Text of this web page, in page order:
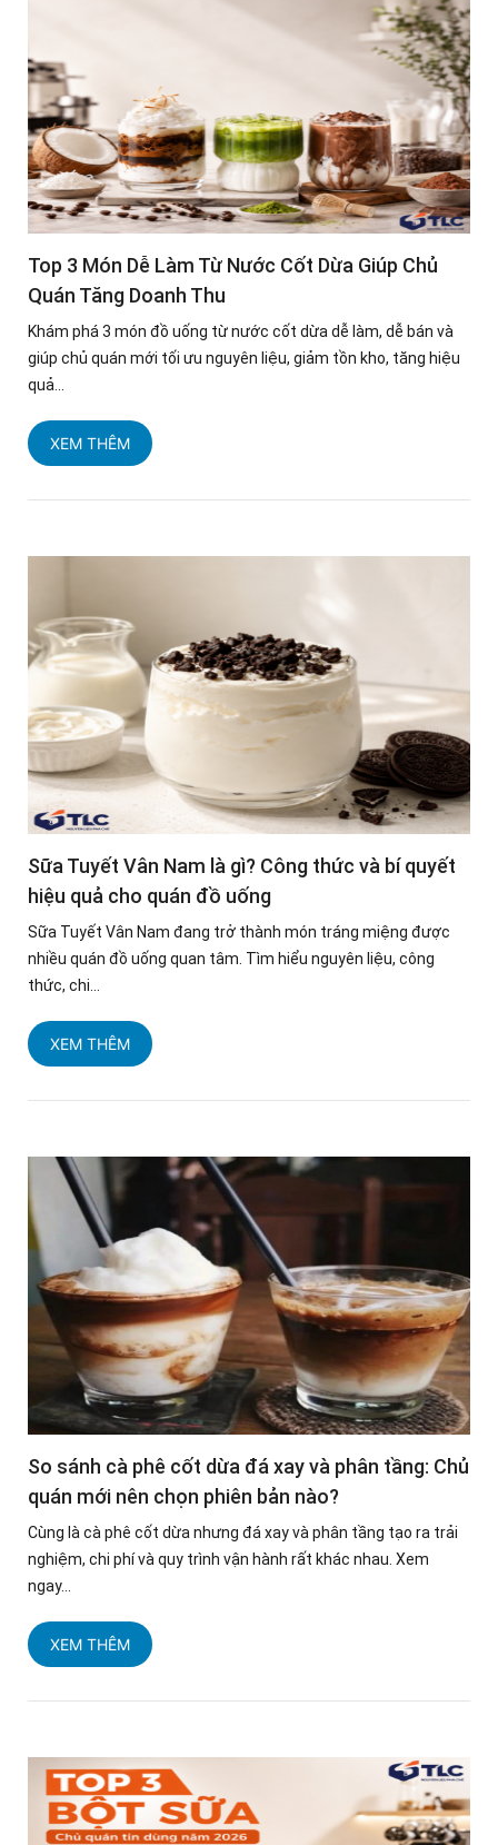
Top 3 Món Dễ Làm Từ Nước Cốt Dừa Giúp Chủ
Quán Tăng Doanh Thu
Khám phá 3 món đồ uống từ nước cốt dừa dễ làm, dễ bán và
giúp chủ quán mới tối ưu nguyên liệu, giảm tồn kho, tăng hiệu
quả...
XEM THÊM
Sữa Tuyết Vân Nam là gì? Công thức và bí quyết
hiệu quả cho quán đồ uống
Sữa Tuyết Vân Nam đang trở thành món tráng miệng được
nhiều quán đồ uống quan tâm. Tìm hiểu nguyên liệu, công
thức, chi...
XEM THÊM
So sánh cà phê cốt dừa đá xay và phân tầng: Chủ
quán mới nên chọn phiên bản nào?
Cùng là cà phê cốt dừa nhưng đá xay và phân tầng tạo ra trải
nghiệm, chi phí và quy trình vận hành rất khác nhau. Xem
ngay...
XEM THÊM